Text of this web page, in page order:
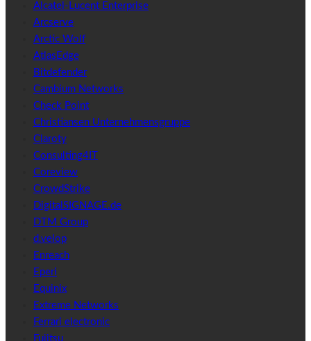
Alcatel-Lucent Enterprise
Arcserve
Arctic Wolf
AtlasEdge
Bitdefender
Cambium Networks
Check Point
Christiansen Unternehmensgruppe
Claroty
Consulting4IT
Coreview
CrowdStrike
DigitalSIGNAGE.de
DTM Group
d.velop
Enreach
Eperi
Equinix
Extreme Networks
Ferrari electronic
Fujitsu